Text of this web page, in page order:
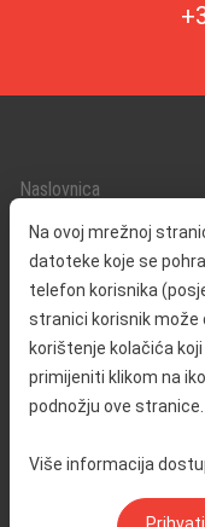
Na ovoj mrežnoj
datoteke koje se
telefon korisnika
stranici korisnik može
korištenje kolačića
primijeniti klikom na
podnožju ove stranice.
Više informacija
Naslovnica
O nama
Kontakt
Javna nabava
Odnosi s javnošću